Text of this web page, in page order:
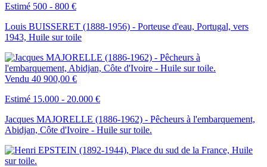
Estimé 500 - 800 €
Louis BUISSERET (1888-1956) - Porteuse d'eau, Portugal, vers
1943, Huile sur toile
Vendu 40 900,00 €
Estimé 15.000 - 20.000 €
Jacques MAJORELLE (1886-1962) - Pêcheurs à l'embarquement,
Abidjan, Côte d'Ivoire - Huile sur toile.